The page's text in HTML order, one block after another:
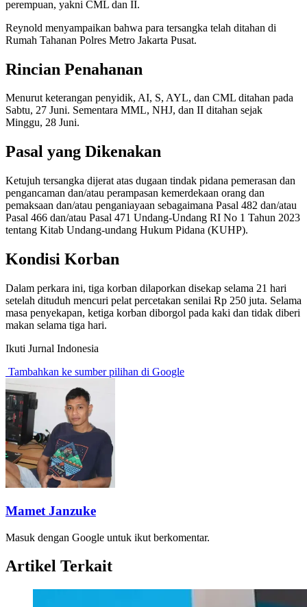
perempuan, yakni CML dan II.
Reynold menyampaikan bahwa para tersangka telah ditahan di
Rumah Tahanan Polres Metro Jakarta Pusat.
Rincian Penahanan
Menurut keterangan penyidik, AI, S, AYL, dan CML ditahan pada
Sabtu, 27 Juni. Sementara MML, NHJ, dan II ditahan sejak
Minggu, 28 Juni.
Pasal yang Dikenakan
Ketujuh tersangka dijerat atas dugaan tindak pidana pemerasan dan
pengancaman dan/atau perampasan kemerdekaan orang dan
pemaksaan dan/atau penganiayaan sebagaimana Pasal 482 dan/atau
Pasal 466 dan/atau Pasal 471 Undang-Undang RI No 1 Tahun 2023
tentang Kitab Undang-undang Hukum Pidana (KUHP).
Kondisi Korban
Dalam perkara ini, tiga korban dilaporkan disekap selama 21 hari
setelah dituduh mencuri pelat percetakan senilai Rp 250 juta. Selama
masa penyekapan, ketiga korban diborgol pada kaki dan tidak diberi
makan selama tiga hari.
Ikuti Jurnal Indonesia
Tambahkan ke sumber pilihan di Google
Mamet Janzuke
Masuk dengan Google untuk ikut berkomentar.
Artikel Terkait